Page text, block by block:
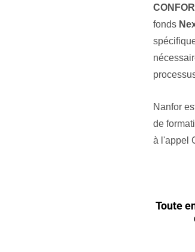
fonds
Nanfor
de
à l'appel
Toute